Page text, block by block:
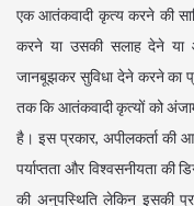
एक आतंकवादी कृत्य करने की
करने या उसकी सलाह देने या
जानबूझकर सुविधा देने करने का
तक ​​​​कि आतंकवादी कृत्यों को
है। इस प्रकार, अपीलकर्ता की
पर्याप्तता और विश्वसनीयता
की अनुपस्थिति लेकिन इसकी